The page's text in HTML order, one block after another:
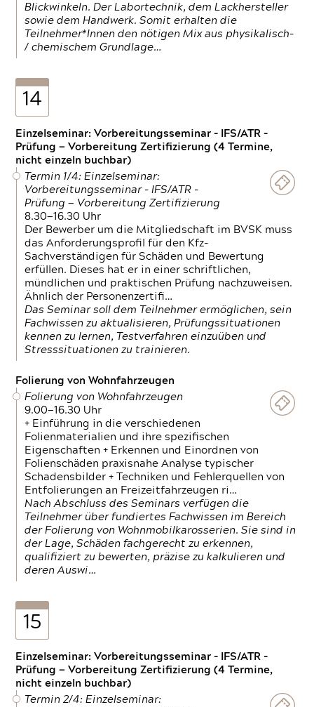
Blickwinkeln. Der Labortechnik, dem Lackhersteller
sowie dem Handwerk. Somit erhalten die
Teilnehmer*Innen den nötigen Mix aus physikalisch-
/ chemischem Grundlage…
14
Einzelseminar: Vorbereitungsseminar - IFS/ATR -
Prüfung — Vorbereitung Zertifizierung (4 Termine,
nicht einzeln buchbar)
Termin 1/4: Einzelseminar:
Vorbereitungsseminar - IFS/ATR -
Prüfung — Vorbereitung Zertifizierung
8.30—16.30 Uhr
Der Bewerber um die Mitgliedschaft im BVSK muss
das Anforderungsprofil für den Kfz-
Sachverständigen für Schäden und Bewertung
erfüllen. Dieses hat er in einer schriftlichen,
mündlichen und praktischen Prüfung nachzuweisen.
Ähnlich der Personenzertifi…
Das Seminar soll dem Teilnehmer ermöglichen, sein
Fachwissen zu aktualisieren, Prüfungssituationen
kennen zu lernen, Testverfahren einzuüben und
Stresssituationen zu trainieren.
Folierung von Wohnfahrzeugen
Folierung von Wohnfahrzeugen
9.00—16.30 Uhr
+ Einführung in die verschiedenen
Folienmaterialien und ihre spezifischen
Eigenschaften + Erkennen und Einordnen von
Folienschäden praxisnahe Analyse typischer
Schadensbilder + Techniken und Fehlerquellen von
Entfolierungen an Freizeitfahrzeugen ri…
Nach Abschluss des Seminars verfügen die
Teilnehmer über fundiertes Fachwissen im Bereich
der Folierung von Wohnmobilkarosserien. Sie sind in
der Lage, Schäden fachgerecht zu erkennen,
qualifiziert zu bewerten, präzise zu kalkulieren und
deren Auswi…
15
Einzelseminar: Vorbereitungsseminar - IFS/ATR -
Prüfung — Vorbereitung Zertifizierung (4 Termine,
nicht einzeln buchbar)
Termin 2/4: Einzelseminar: